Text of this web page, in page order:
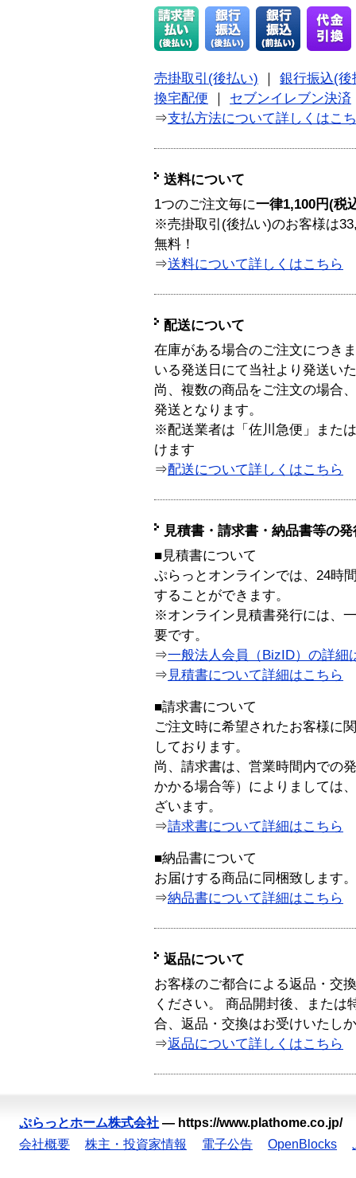
売掛取引(後払い)
銀行振込(後
換宅配便
セブンイレブン決済
⇒支払方法について詳しくはこ
送料について
1つのご注文毎に一律1,100円(税
※売掛取引(後払い)のお客様は
無料！
⇒送料について詳しくはこちら
配送について
在庫がある場合のご注文につき
いる発送日にて当社より発送い
尚、複数の商品をご注文の場合
発送となります。
※配送業者は「佐川急便」また
けます
⇒配送について詳しくはこちら
見積書・請求書・納品書等の
■見積書について
ぷらっとオンラインでは、24時
することができます。
※オンライン見積書発行には、
要です。
⇒一般法人会員（BizID）の詳細
⇒ 見積書について詳細はこちら
■請求書について
ご注文時に希望されたお客様に
しております。
尚、請求書は、営業時間内での
かかる場合等）によりましては
ざいます。
⇒請求書について詳細はこちら
■納品書について
お届けする商品に同梱致します。
⇒納品書について詳細はこちら
返品について
お客様のご都合による返品・交
ください。 商品開封後、または
合、返品・交換はお受けいたし
⇒返品について詳しくはこちら
ぷらっとホーム株式会社 — https://www.plathome.co.jp/
会社概要
株主・投資家情報 電子公告 OpenBlocks